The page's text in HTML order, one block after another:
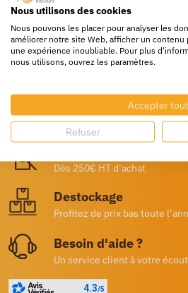
Livraison rapide
24/72h partout en europe
Dès 250€ HT d’achat
Destockage
Profitez de prix bas toute
Besoin d'aide ?
Un service client à votre
Nous utilisons des cookies
Nous pouvons les placer pour analyser les
améliorer notre site Web, afficher un contenu
une expérience inoubliable. Pour plus
nous utilisons, ouvrez les paramètres.
Accepter tout
Refuser